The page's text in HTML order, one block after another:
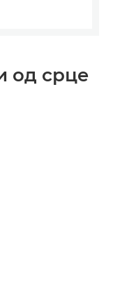
од срце